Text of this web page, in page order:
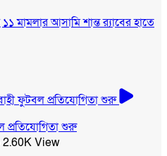
মামলার আসামি শান্ত র‍্যাবের হাতে
প্রতিযোগিতা শুরু
2.60K View